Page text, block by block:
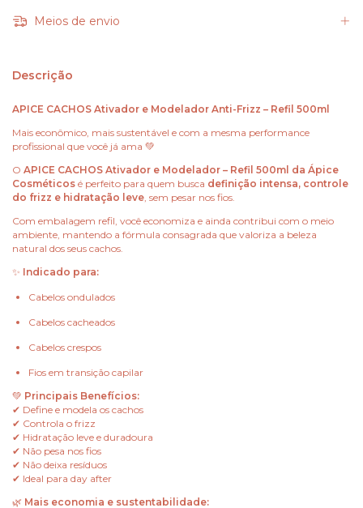
Meios de envio
Descrição
APICE CACHOS Ativador e Modelador Anti-Frizz – Refil 500ml
Mais econômico, mais sustentável e com a mesma performance
profissional que você já ama 💚
O APICE CACHOS Ativador e Modelador – Refil 500ml da Ápice
Cosméticos é perfeito para quem busca definição intensa, controle
do frizz e hidratação leve , sem pesar nos fios.
Com embalagem refil, você economiza e ainda contribui com o meio
ambiente, mantendo a fórmula consagrada que valoriza a beleza
natural dos seus cachos.
✨ Indicado para:
Cabelos ondulados
Cabelos cacheados
Cabelos crespos
Fios em transição capilar
💚 Principais Benefícios:
✔ Define e modela os cachos
✔ Controla o frizz
✔ Hidratação leve e duradoura
✔ Não pesa nos fios
✔ Não deixa resíduos
✔ Ideal para day after
🌿 Mais economia e sustentabilidade: